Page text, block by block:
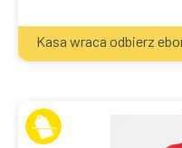
Kasa wraca odbierz